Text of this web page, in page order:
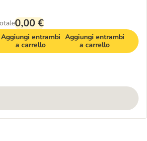
0,00 €
Aggiungi entrambi
a carrello
Aggiungi entrambi
a carrello